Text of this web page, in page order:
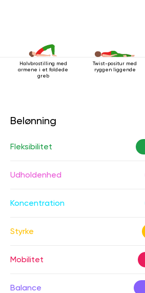
Halvbrostilling med
armene i et foldede
greb
Twist-positur med
ryggen liggende
Belønning
Fleksibilitet
Udholdenhed
Koncentration
Styrke
Mobilitet
Balance